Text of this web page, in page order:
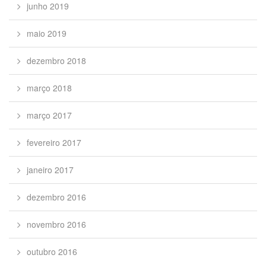
junho 2019
maio 2019
dezembro 2018
março 2018
março 2017
fevereiro 2017
janeiro 2017
dezembro 2016
novembro 2016
outubro 2016